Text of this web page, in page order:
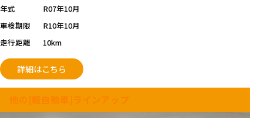
年式
R07年10月
車検期限
R10年10月
走行距離
10km
詳細はこちら